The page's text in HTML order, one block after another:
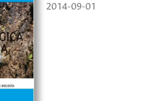
2014-09-01